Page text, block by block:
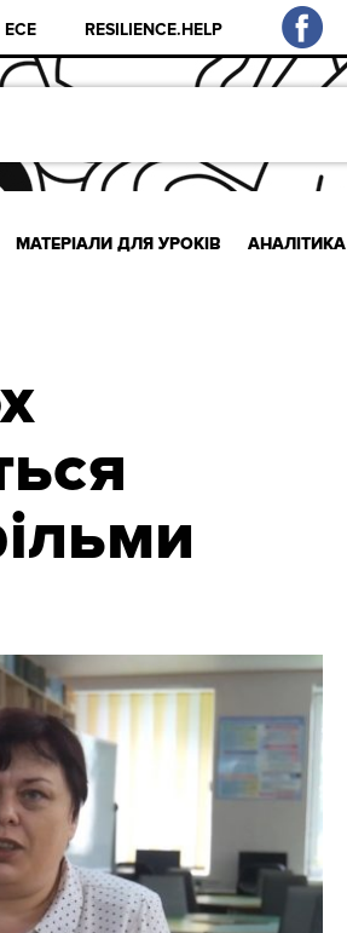
RESILIENCE.HELP
МАТЕРІАЛИ ДЛЯ УРОКІВ АНАЛІТИКА